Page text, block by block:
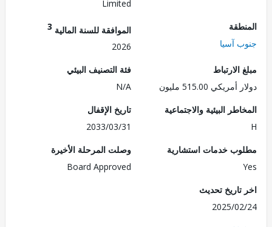
آسيا
الموافقة للسنة المالية3
515.00 مليون
فئة التصنيف البيئي
N/A
البيئية والاجتماعية
تاريخ الإقفال
2033/03/31
خدمات استشارية
وصلت المرحلة الأخيرة
Board Approved
تحديث
2025/